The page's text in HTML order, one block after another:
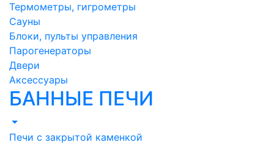
Термометры, гигрометры
Сауны
Блоки, пульты управления
Парогенераторы
Двери
Аксессуары
БАННЫЕ ПЕЧИ
Печи с закрытой каменкой